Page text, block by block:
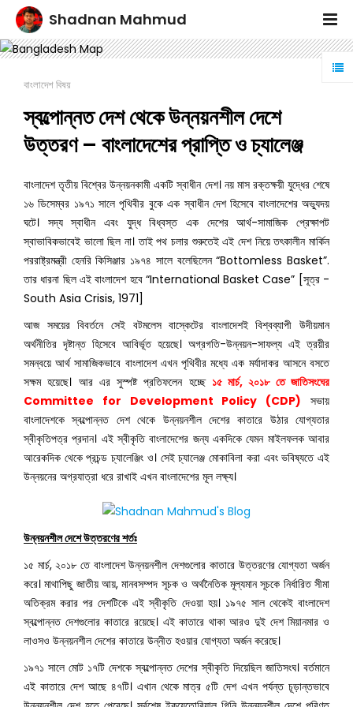
Shadnan Mahmud
বাংলাদেশ বিষয়
স্বল্পোন্নত দেশ থেকে উন্নয়নশীল দেশে
উত্তরণ – বাংলাদেশের প্রাপ্তি ও চ্যালেঞ্জ
বাংলাদেশ তৃতীয় বিশ্বের উন্নয়নকামী একটি স্বাধীন দেশ। নয় মাস রক্তক্ষয়ী যুদ্ধের শেষে
১৬ ডিসেম্বর ১৯৭১ সালে পৃথিবীর বুকে এক স্বাধীন দেশ হিসেবে বাংলাদেশের অভ্যুদয়
ঘটে। সদ্য স্বাধীন এবং যুদ্ধ বিধ্বস্ত এক দেশের আর্থ-সামাজিক প্রেক্ষাপট
স্বাভাবিকভাবেই ভালো ছিল না। তাই পথ চলার শুরুতেই এই দেশ নিয়ে তৎকালীন মার্কিন
পররাষ্ট্রমন্ত্রী হেনরি কিসিঞ্জার ১৯৭৪ সালে বলেছিলেন “Bottomless Basket”.
তার ধারনা ছিল এই বাংলাদেশ হবে “International Basket Case” [সূত্র -
South Asia Crisis, 1971]
আজ সময়ের বিবর্তনে সেই বটমলেস বাস্কেটের বাংলাদেশই বিশ্বব্যাপী উদীয়মান
অর্থনীতির দৃষ্টান্ত হিসেবে আবির্ভূত হয়েছে। অগ্রগতি-উন্নয়ন-সাফল্য এই ত্রয়ীর
সমন্বয়ে আর্থ সামাজিকভাবে বাংলাদেশ এখন পৃথিবীর মধ্যে এক মর্যাদাকর আসনে বসতে
সক্ষম হয়েছে। আর এর সুস্পষ্ট প্রতিফলেন হচ্ছে ১৫ মার্চ, ২০১৮ তে জাতিসংঘের
Committee for Development Policy (CDP)
সভায়
বাংলাদেশকে স্বল্পোন্নত দেশ থেকে উন্নয়নশীল দেশের কাতারে উঠার যোগ্যতার
স্বীকৃতিপত্র প্রদান। এই স্বীকৃতি বাংলাদেশের জন্য একদিকে যেমন মাইলফলক আবার
আরেকদিক থেকে প্রচন্ড চ্যালেঞ্জিং ও। সেই চ্যালেঞ্জ মোকাবিলা করা এবং ভবিষ্যতে এই
উন্নয়নের অগ্রযাত্রা ধরে রাখাই এখন বাংলাদেশের মূল লক্ষ্য।
উন্নয়নশীল দেশে উত্তরণের শর্তঃ
১৫ মার্চ, ২০১৮ তে বাংলাদেশ উন্নয়নশীল দেশগুলোর কাতারে উত্তরণের যোগ্যতা অর্জন
করে। মাথাপিছু জাতীয় আয়, মানবসম্পদ সূচক ও অর্থনৈতিক মূল্যমান সূচকে নির্ধারিত সীমা
অতিক্রম করার পর দেশটিকে এই স্বীকৃতি দেওয়া হয়। ১৯৭৫ সাল থেকেই বাংলাদেশ
স্বল্পোন্নত দেশগুলোর কাতারে রয়েছে। এই কাতারে থাকা আরও দুই দেশ মিয়ানমার ও
লাওসও উন্নয়নশীল দেশের কাতারে উন্নীত হওয়ার যোগ্যতা অর্জন করেছে।
১৯৭১ সালে মোট ১৭টি দেশকে স্বল্পোন্নত দেশের স্বীকৃতি দিয়েছিল জাতিসংঘ। বর্তমানে
এই কাতারে দেশ আছে ৪৭টি। এখান থেকে মাত্র ৫টি দেশ এখন পর্যন্ত চূড়ান্তভাবে